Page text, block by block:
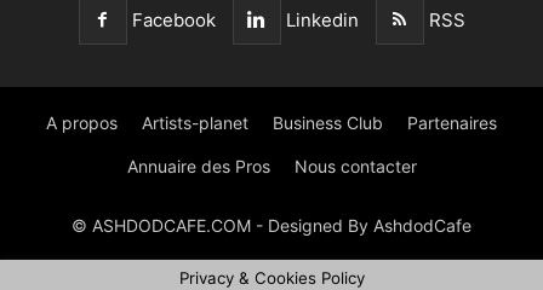
Facebook Linkedin RSS
A propos Artists-planet Business Club Partenaires
Annuaire des Pros Nous contacter
© ASHDODCAFE.COM - Designed By AshdodCafe
Privacy & Cookies Policy